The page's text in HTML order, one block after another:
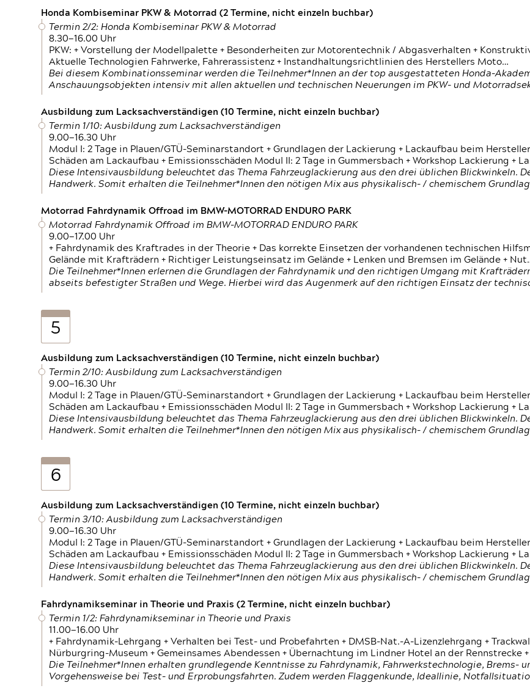
Honda Kombiseminar PKW & Motorrad (2 Termine, nicht einzeln buchbar)
Termin 2/2: Honda Kombiseminar PKW & Motorrad
8.30—16.00 Uhr
PKW: + Vorstellung der Modellpalette + Besonderheiten zur Motorentechnik / Abgasverhalten +
Aktuelle Technologien Fahrwerke, Fahrerassistenz + Instandhaltungsrichtlinien des Herstellers Moto…
Bei diesem Kombinationsseminar werden die Teilnehmer*Innen an der top ausgestatteten Honda-
Anschauungsobjekten intensiv mit allen aktuellen und technischen Neuerungen im PKW- und
Ausbildung zum Lacksachverständigen (10 Termine, nicht einzeln buchbar)
Termin 1/10: Ausbildung zum Lacksachverständigen
9.00—16.30 Uhr
Modul I: 2 Tage in Plauen/GTÜ-Seminarstandort + Grundlagen der Lackierung + Lackaufbau beim
Schäden am Lackaufbau + Emissionsschäden Modul II: 2 Tage in Gummersbach + Workshop Lackierung +
Diese Intensivausbildung beleuchtet das Thema Fahrzeuglackierung aus den drei üblichen Blickwinkeln.
Handwerk. Somit erhalten die Teilnehmer*Innen den nötigen Mix aus physikalisch- / chemischem
Motorrad Fahrdynamik Offroad im BMW-MOTORRAD ENDURO PARK
Motorrad Fahrdynamik Offroad im BMW-MOTORRAD ENDURO PARK
9.00—17.00 Uhr
+ Fahrdynamik des Kraftrades in der Theorie + Das korrekte Einsetzen der vorhandenen technischen
Gelände mit Krafträdern + Richtiger Leistungseinsatz im Gelände + Lenken und Bremsen im Gelände +
Die Teilnehmer*Innen erlernen die Grundlagen der Fahrdynamik und den richtigen Umgang mit
abseits befestigter Straßen und Wege. Hierbei wird das Augenmerk auf den richtigen Einsatz der
5
Ausbildung zum Lacksachverständigen (10 Termine, nicht einzeln buchbar)
Termin 2/10: Ausbildung zum Lacksachverständigen
9.00—16.30 Uhr
Modul I: 2 Tage in Plauen/GTÜ-Seminarstandort + Grundlagen der Lackierung + Lackaufbau beim
Schäden am Lackaufbau + Emissionsschäden Modul II: 2 Tage in Gummersbach + Workshop Lackierung +
Diese Intensivausbildung beleuchtet das Thema Fahrzeuglackierung aus den drei üblichen Blickwinkeln.
Handwerk. Somit erhalten die Teilnehmer*Innen den nötigen Mix aus physikalisch- / chemischem
6
Ausbildung zum Lacksachverständigen (10 Termine, nicht einzeln buchbar)
Termin 3/10: Ausbildung zum Lacksachverständigen
9.00—16.30 Uhr
Modul I: 2 Tage in Plauen/GTÜ-Seminarstandort + Grundlagen der Lackierung + Lackaufbau beim
Schäden am Lackaufbau + Emissionsschäden Modul II: 2 Tage in Gummersbach + Workshop Lackierung +
Diese Intensivausbildung beleuchtet das Thema Fahrzeuglackierung aus den drei üblichen Blickwinkeln.
Handwerk. Somit erhalten die Teilnehmer*Innen den nötigen Mix aus physikalisch- / chemischem
Fahrdynamikseminar in Theorie und Praxis (2 Termine, nicht einzeln buchbar)
Termin 1/2: Fahrdynamikseminar in Theorie und Praxis
11.00—16.00 Uhr
+ Fahrdynamik-Lehrgang + Verhalten bei Test- und Probefahrten + DMSB-Nat.-A-Lizenzlehrgang +
Nürburgring-Museum + Gemeinsames Abendessen + Übernachtung im Lindner Hotel an der Rennstrecke
Die Teilnehmer*Innen erhalten grundlegende Kenntnisse zu Fahrdynamik, Fahrwerkstechnologie, Brems-
Vorgehensweise bei Test- und Erprobungsfahrten. Zudem werden Flaggenkunde, Ideallinie,